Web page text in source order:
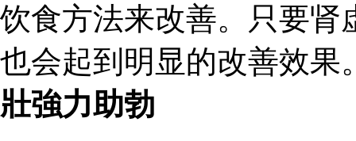
饮食方法来改善。只要肾
也会起到明显的改善效
壯強力助勃